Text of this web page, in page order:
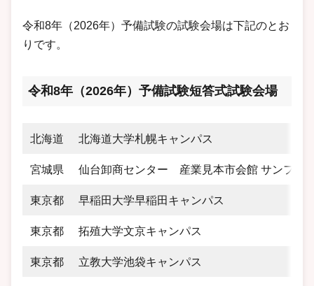
令和8年（2026年）予備試験の試験会場は下記のとお
りです。
令和8年（2026年）予備試験短答式試験会場
北海道 北海道大学札幌キャンパス
宮城県 仙台卸商センター 産業見本市会館 サンフェ
東京都 早稲田大学早稲田キャンパス
東京都 拓殖大学文京キャンパス
東京都 立教大学池袋キャンパス